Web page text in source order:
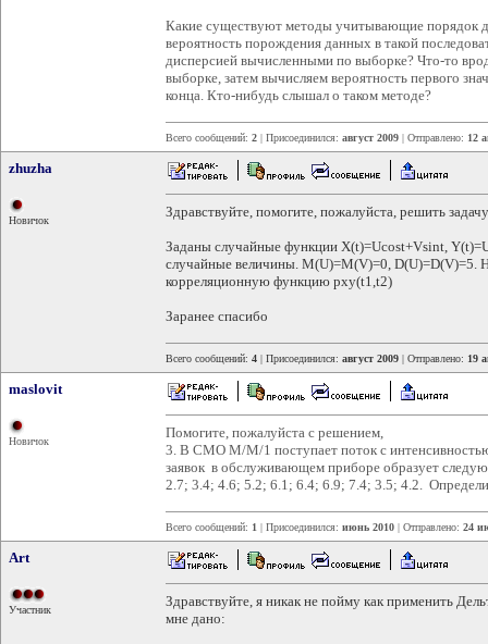
Какие существуют методы учитывающие порядок
вероятность порождения данных в такой
дисперсией вычисленными по выборке? Что-то
выборке, затем вычисляем вероятность первого
конца. Кто-нибудь слышал о таком методе?
Всего сообщений: 2 | Присоединился: август 2009 | Отправлено: 12
zhuzha
Новичок
Здравствуйте, помогите, пожалуйста, решить
Заданы случайные функции X(t)=Ucost+Vsint,
случайные величины. M(U)=M(V)=0, D(U)=D(V)=5.
корреляционную функцию pxy(t1,t2)
Заранее спасибо
Всего сообщений: 4 | Присоединился: август 2009 | Отправлено: 19
maslovit
Новичок
Помогите, пожалуйста с решением,
3. В СМО М/M/1 поступает поток с интенсивностью
заявок в обслуживающем приборе образует
2.7; 3.4; 4.6; 5.2; 6.1; 6.4; 6.9; 7.4; 3.5; 4.2.
Всего сообщений: 1 | Присоединился: июнь 2010 | Отправлено: 24
Art
Участник
Здравствуйте, я никак не пойму как применить
мне дано: